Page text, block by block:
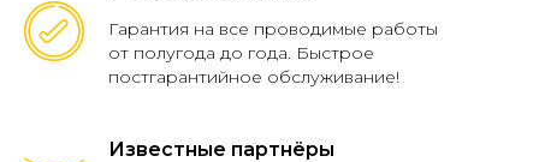
Гарантия на все проводимые работы
от полугода до года. Быстрое
постгарантийное обслуживание!
Известные партнёры01